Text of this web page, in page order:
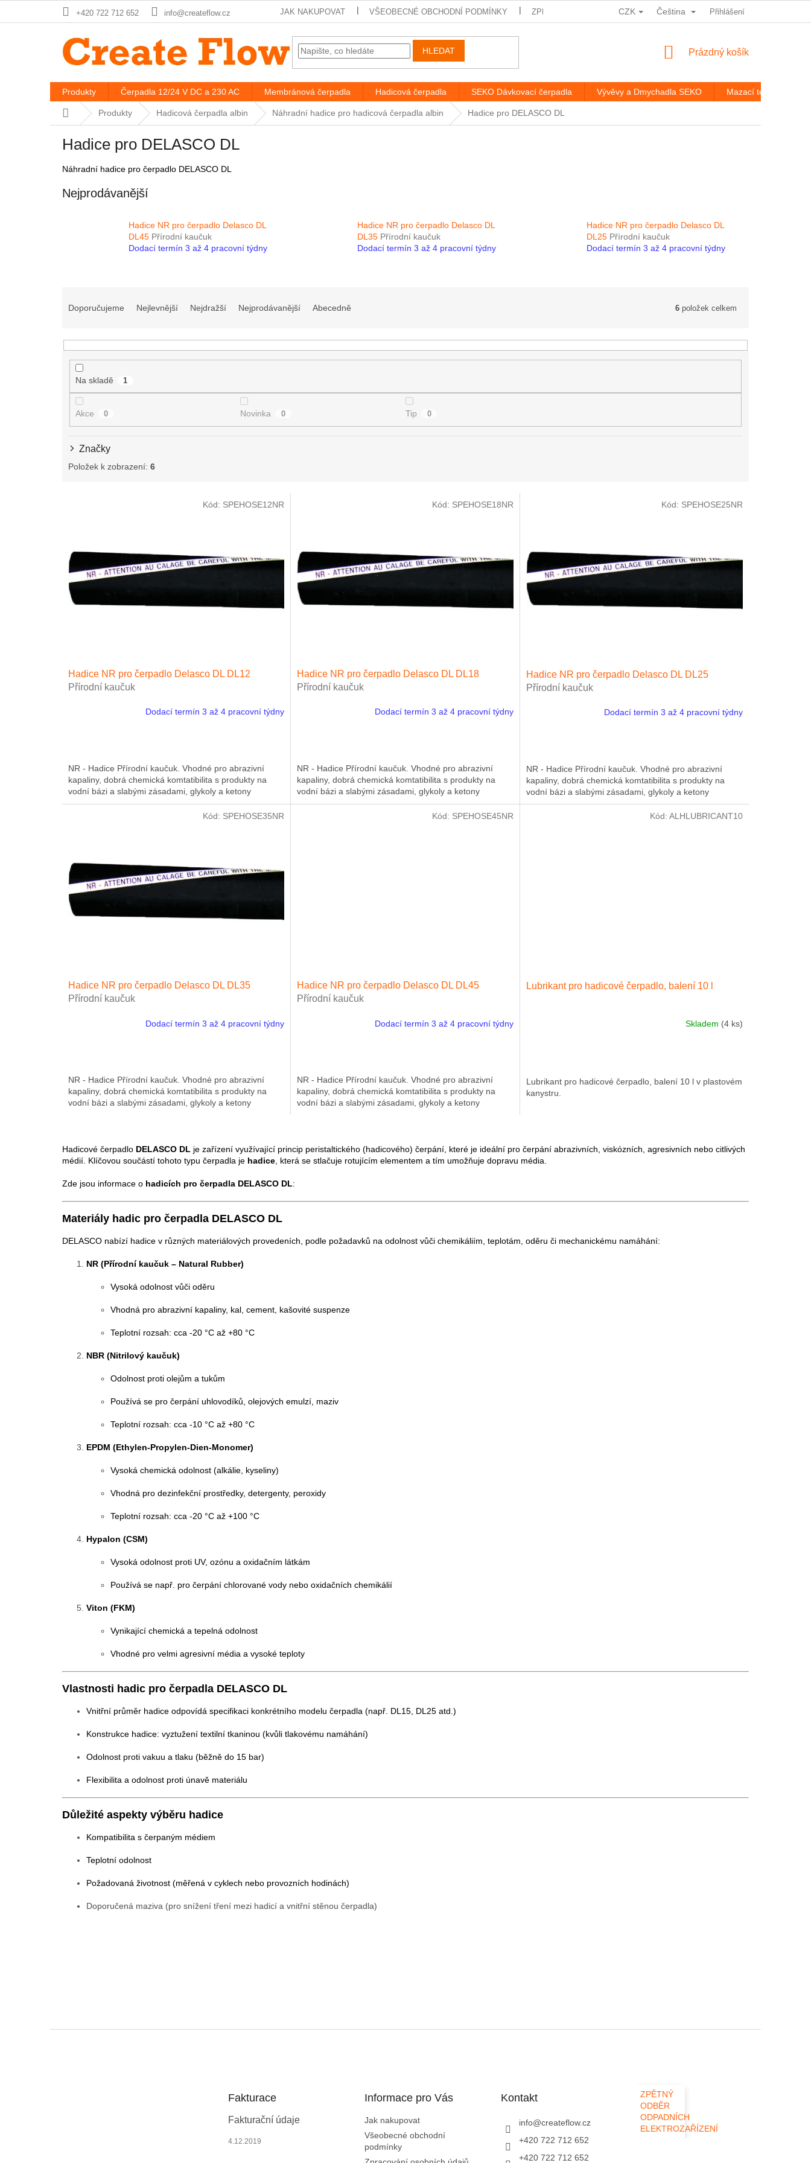
+420 722 712 652 info@createflow.cz JAK NAKUPOVAT VŠEOBECNÉ OBCHODNÍ PODMÍNKY ZPRACOVÁNÍ OSOBNÍCH ÚDAJŮ HODNOCENÍ OBCHODU
CZK Čeština Přihlášení
HLEDAT
NÁKUPNÍ
Prázdný košík
Produkty Čerpadla 12/24 V DC a 230 AC Membránová čerpadla Hadicová čerpadla SEKO Dávkovací čerpadla Vývěvy a Dmychadla SEKO Mazací technika
Domů Produkty Hadicová čerpadla albin Náhradní hadice pro hadicová čerpadla albin Hadice pro DELASCO DL
Hadice pro DELASCO DL
Náhradní hadice pro čerpadlo DELASCO DL
Nejprodávanější
Hadice NR pro čerpadlo Delasco DL
DL45 Přírodní kaučuk
Dodací termín 3 až 4 pracovní týdny
Hadice NR pro čerpadlo Delasco DL
DL35 Přírodní kaučuk
Dodací termín 3 až 4 pracovní týdny
Hadice NR pro čerpadlo Delasco DL
DL25 Přírodní kaučuk
Dodací termín 3 až 4 pracovní týdny
n
Doporučujeme Nejlevnější Nejdražší Nejprodávanější Abecedně 6 položek celkem
Na skladě 1
Akce 0 Novinka 0 Tip 0
Značky
Položek k zobrazení: 6
Hadice NR pro čerpadlo Delasco DL DL12
Přírodní kaučuk
Dodací termín 3 až 4 pracovní týdny
NR - Hadice Přírodní kaučuk. Vhodné pro abrazivní
kapaliny, dobrá chemická komtatibilita s produkty na
vodní bázi a slabými zásadami, glykoly a ketony
Kód: SPEHOSE12NR
Hadice NR pro čerpadlo Delasco DL DL18
Přírodní kaučuk
Dodací termín 3 až 4 pracovní týdny
NR - Hadice Přírodní kaučuk. Vhodné pro abrazivní
kapaliny, dobrá chemická komtatibilita s produkty na
vodní bázi a slabými zásadami, glykoly a ketony
Kód: SPEHOSE18NR
Hadice NR pro čerpadlo Delasco DL DL25
Přírodní kaučuk
Dodací termín 3 až 4 pracovní týdny
NR - Hadice Přírodní kaučuk. Vhodné pro abrazivní
kapaliny, dobrá chemická komtatibilita s produkty na
vodní bázi a slabými zásadami, glykoly a ketony
Kód: SPEHOSE25NR
Hadice NR pro čerpadlo Delasco DL DL35
Přírodní kaučuk
Dodací termín 3 až 4 pracovní týdny
NR - Hadice Přírodní kaučuk. Vhodné pro abrazivní
kapaliny, dobrá chemická komtatibilita s produkty na
vodní bázi a slabými zásadami, glykoly a ketony
Kód: SPEHOSE35NR
Hadice NR pro čerpadlo Delasco DL DL45
Přírodní kaučuk
Dodací termín 3 až 4 pracovní týdny
NR - Hadice Přírodní kaučuk. Vhodné pro abrazivní
kapaliny, dobrá chemická komtatibilita s produkty na
vodní bázi a slabými zásadami, glykoly a ketony
Kód: SPEHOSE45NR
Lubrikant pro hadicové čerpadlo, balení 10 l
Skladem (4 ks)
Lubrikant pro hadicové čerpadlo, balení 10 l v plastovém
kanystru.
Kód: ALHLUBRICANT10
l
á
c
v
Hadicové čerpadlo DELASCO DL je zařízení využívající princip peristaltického (hadicového) čerpání, které je ideální pro čerpání abrazivních, viskózních, agresivních nebo citlivých
médií. Klíčovou součástí tohoto typu čerpadla je hadice , která se stlačuje rotujícím elementem a tím umožňuje dopravu média.
Zde jsou informace o hadicích pro čerpadla DELASCO DL:
Materiály hadic pro čerpadla DELASCO DL
DELASCO nabízí hadice v různých materiálových provedeních, podle požadavků na odolnost vůči chemikáliím, teplotám, oděru či mechanickému namáhání:
NR (Přírodní kaučuk – Natural Rubber)
Vysoká odolnost vůči oděru
Vhodná pro abrazivní kapaliny, kal, cement, kašovité suspenze
Teplotní rozsah: cca -20 °C až +80 °C
NBR (Nitrilový kaučuk)
Odolnost proti olejům a tukům
Používá se pro čerpání uhlovodíků, olejových emulzí, maziv
Teplotní rozsah: cca -10 °C až +80 °C
EPDM (Ethylen-Propylen-Dien-Monomer)
Vysoká chemická odolnost (alkálie, kyseliny)
Vhodná pro dezinfekční prostředky, detergenty, peroxidy
Teplotní rozsah: cca -20 °C až +100 °C
Hypalon (CSM)
Vysoká odolnost proti UV, ozónu a oxidačním látkám
Používá se např. pro čerpání chlorované vody nebo oxidačních chemikálií
Viton (FKM)
Vynikající chemická a tepelná odolnost
Vhodné pro velmi agresivní média a vysoké teploty
Vlastnosti hadic pro čerpadla DELASCO DL
Vnitřní průměr hadice odpovídá specifikaci konkrétního modelu čerpadla (např. DL15, DL25 atd.)
Konstrukce hadice: vyztužení textilní tkaninou (kvůli tlakovému namáhání)
Odolnost proti vakuu a tlaku (běžně do 15 bar)
Flexibilita a odolnost proti únavě materiálu
Důležité aspekty výběru hadice
Kompatibilita s čerpaným médiem
Teplotní odolnost
Požadovaná životnost (měřená v cyklech nebo provozních hodinách)
Doporučená maziva (pro snížení tření mezi hadicí a vnitřní stěnou čerpadla)
Fakturace
Fakturační údaje
4.12.2019
Informace pro Vás
Jak nakupovat
Všeobecné obchodní
podmínky
Kontakt
info@createflow.cz
+420 722 712 652
+420 722 712 652
ZPĚTNÝ
ODBĚR
ODPADNÍCH
ELEKTROZAŘÍZENÍ